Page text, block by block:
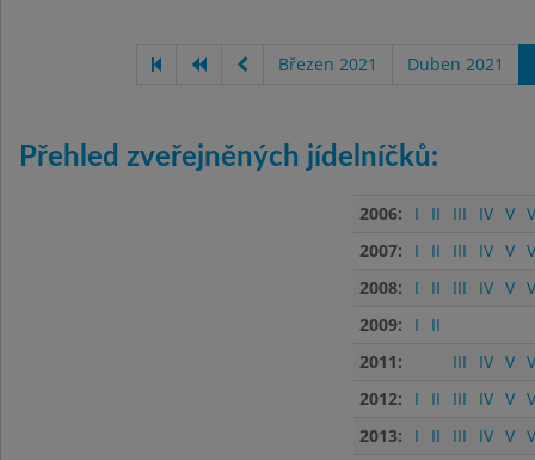
Březen 2021 Duben 2021
Přehled zveřejněných jídelníčků:
2006: I II III IV V
2007:
I II III IV V
2008:
I II III IV V
2009:
I
II
2011:
III IV V
2012:
I II III IV V
2013:
I II III IV V